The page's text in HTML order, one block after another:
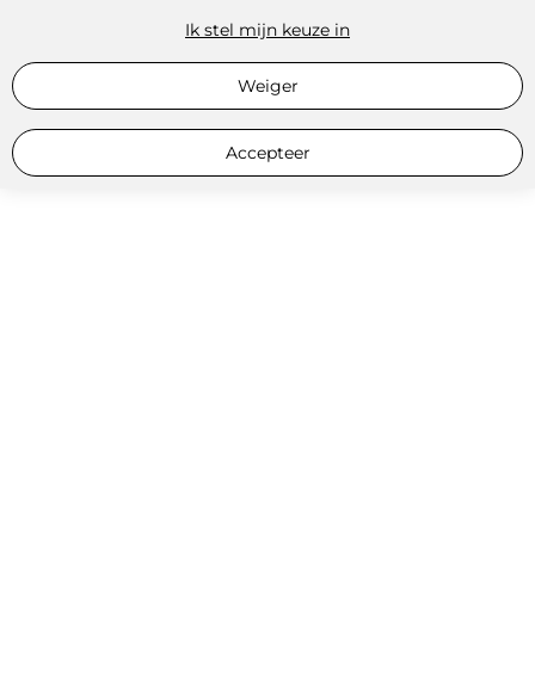
Ik stel mijn keuze in
Weiger
Accepteer